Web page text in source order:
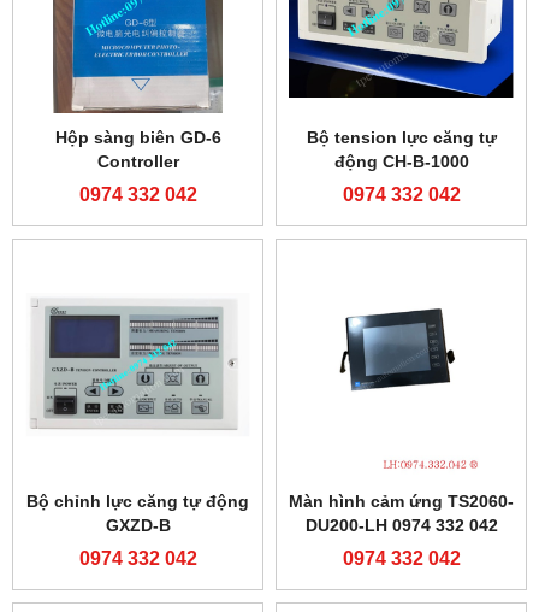
Hộp sàng biên GD-6
Controller
0974 332 042
Bộ tension lực căng tự
động CH-B-1000
0974 332 042
Bộ chỉnh lực căng tự động
GXZD-B
0974 332 042
Màn hình cảm ứng TS2060-
DU200-LH 0974 332 042
0974 332 042